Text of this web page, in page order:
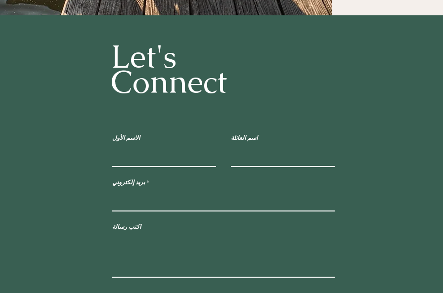
Let's
Connect
الاسم الأول اسم العائلة
بريد إلكتروني
اكتب رسالة